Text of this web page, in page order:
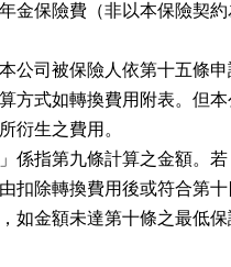
金保險費（非以本保險契
公司被保險人依第十五條
方式如轉換費用附表。但
衍生之費用。
係指第九條計算之金額。
扣除轉換費用後或符合第
如金額未達第十條之最低